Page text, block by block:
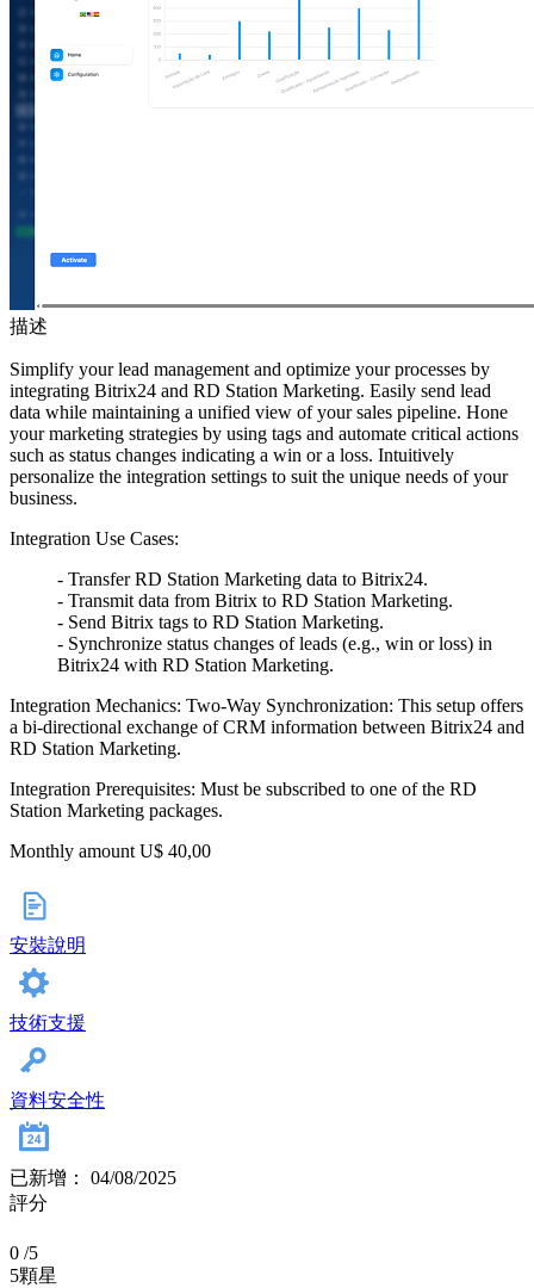
描述
Simplify your lead management and optimize your processes by
integrating Bitrix24 and RD Station Marketing. Easily send lead
data while maintaining a unified view of your sales pipeline. Hone
your marketing strategies by using tags and automate critical actions
such as status changes indicating a win or a loss. Intuitively
personalize the integration settings to suit the unique needs of your
business.
Integration Use Cases:
- Transfer RD Station Marketing data to Bitrix24.
- Transmit data from Bitrix to RD Station Marketing.
- Send Bitrix tags to RD Station Marketing.
- Synchronize status changes of leads (e.g., win or loss) in
Bitrix24 with RD Station Marketing.
Integration Mechanics: Two-Way Synchronization: This setup offers
a bi-directional exchange of CRM information between Bitrix24 and
RD Station Marketing.
Integration Prerequisites: Must be subscribed to one of the RD
Station Marketing packages.
Monthly amount U$ 40,00
安裝說明
技術支援
資料安全性
已新增： 04/08/2025
評分
0 /5
5顆星